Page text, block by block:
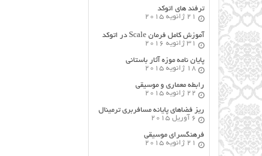
ترفند های اتوکد
21 ژانویه 2015
آموزش کامل فرمان Scale در اتوکد
31 ژانویه 2016
پایان نامه موزه آثار باستانی
18 ژانویه 2015
رابطه معماری و موسیقی
22 ژانویه 2015
ریز فضاهای پایانه مسافربری ترمینال
6 آوریل 2015
فرهنگسراي موسيقي
21 ژانویه 2015